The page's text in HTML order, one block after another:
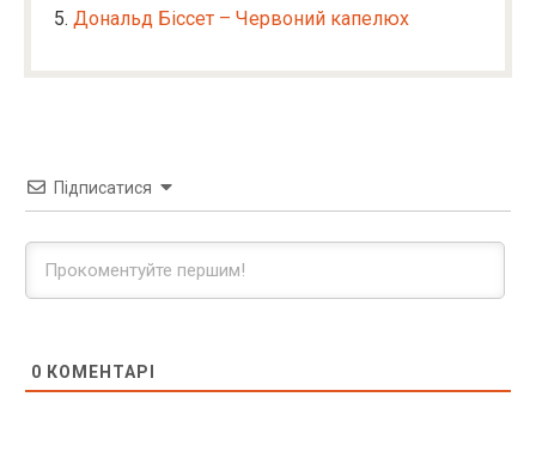
Дональд Біссет – Червоний капелюх
Підписатися
0 КОМЕНТАРІ